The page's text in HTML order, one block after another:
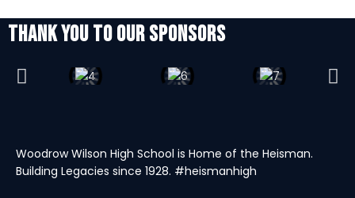
THANK YOU TO OUR SPONSORS
Woodrow Wilson High School is Home of the Heisman.
Building Legacies since 1928. #heismanhigh